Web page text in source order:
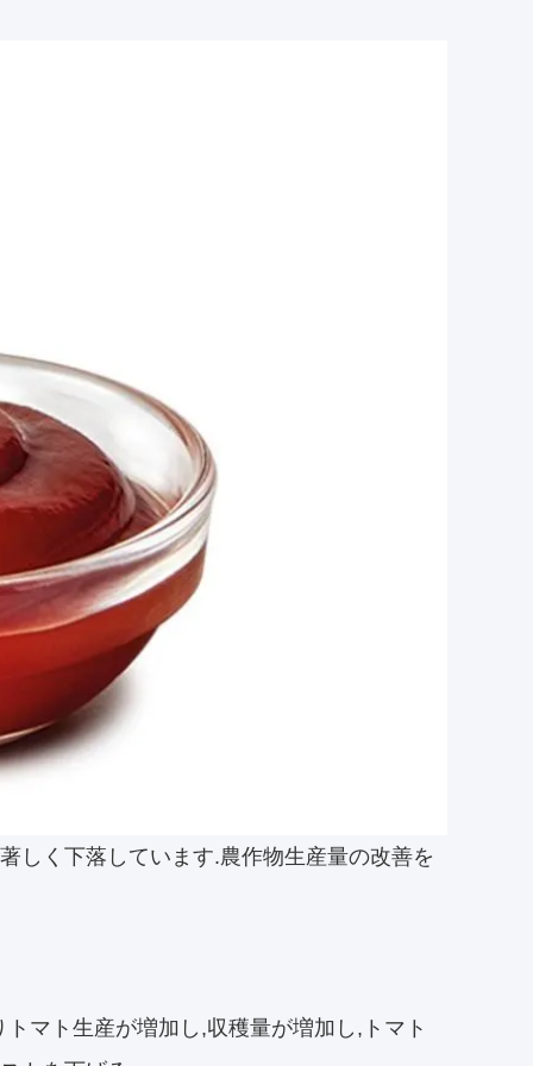
しく下落しています.農作物生産量の改善を
マト生産が増加し,収穫量が増加し,トマト